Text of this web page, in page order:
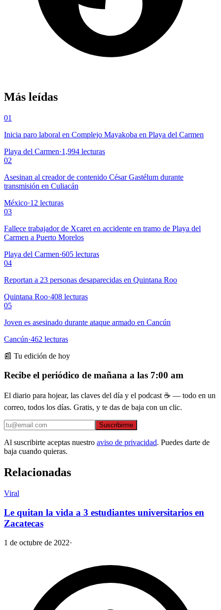
Más leídas
01
Inicia paro laboral en Complejo Mayakoba en Playa del Carmen
Playa del Carmen·1,994 lecturas
02
Asesinan al creador de contenido César Gastélum durante
transmisión en Culiacán
México·12 lecturas
03
Fallece trabajador de Xcaret en accidente en tramo de Playa del
Carmen a Puerto Morelos
Playa del Carmen·605 lecturas
04
Reportan a 23 personas desaparecidas en Quintana Roo
Quintana Roo·408 lecturas
05
Joven es asesinado durante ataque armado en Cancún
Cancún·462 lecturas
📰 Tu edición de hoy
Recibe el periódico de mañana a las 7:00 am
El diario para hojear, las claves del día y el podcast ☕ — todo en un
correo, todos los días. Gratis, y te das de baja con un clic.
Suscribirme
Al suscribirte aceptas nuestro aviso de privacidad. Puedes darte de
baja cuando quieras.
Relacionadas
Viral
Le quitan la vida a 3 estudiantes universitarios en
Zacatecas
1 de octubre de 2022·